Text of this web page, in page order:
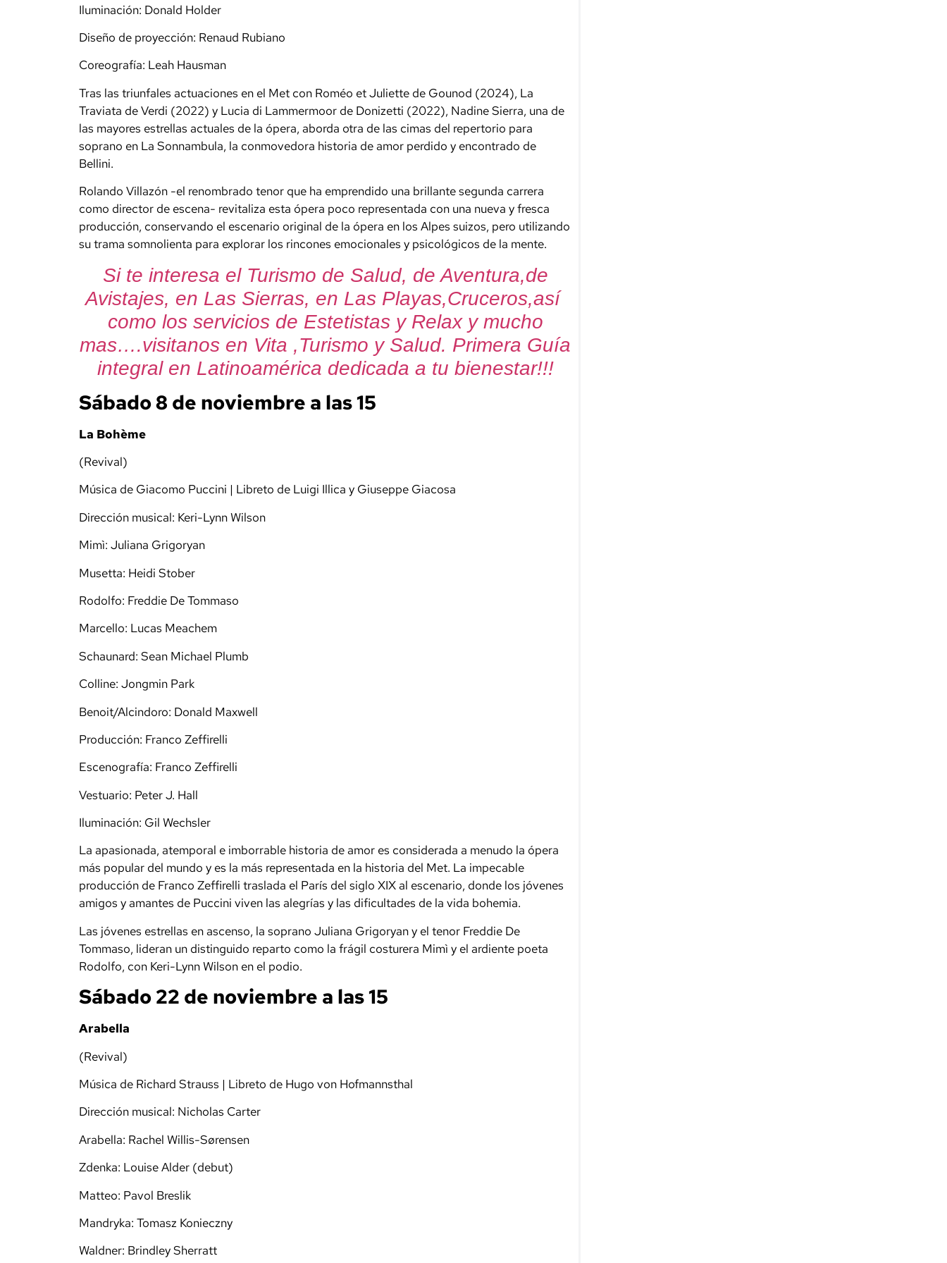
Iluminación: Donald Holder
Diseño de proyección: Renaud Rubiano
Coreografía: Leah Hausman
Tras las triunfales actuaciones en el Met con Roméo et Juliette de Gounod (2024), La
Traviata de Verdi (2022) y Lucia di Lammermoor de Donizetti (2022), Nadine Sierra, una de
las mayores estrellas actuales de la ópera, aborda otra de las cimas del repertorio para
soprano en La Sonnambula, la conmovedora historia de amor perdido y encontrado de
Bellini.
Rolando Villazón -el renombrado tenor que ha emprendido una brillante segunda carrera
como director de escena- revitaliza esta ópera poco representada con una nueva y fresca
producción, conservando el escenario original de la ópera en los Alpes suizos, pero utilizando
su trama somnolienta para explorar los rincones emocionales y psicológicos de la mente.
Si te interesa el Turismo de Salud, de Aventura,de
Avistajes, en Las Sierras, en Las Playas,Cruceros,así
como los servicios de Estetistas y Relax y mucho
mas….visitanos en Vita ,Turismo y Salud. Primera Guía
integral en Latinoamérica dedicada a tu bienestar!!!
Sábado 8 de noviembre a las 15
La Bohème
(Revival)
Música de Giacomo Puccini | Libreto de Luigi Illica y Giuseppe Giacosa
Dirección musical: Keri-Lynn Wilson
Mimì: Juliana Grigoryan
Musetta: Heidi Stober
Rodolfo: Freddie De Tommaso
Marcello: Lucas Meachem
Schaunard: Sean Michael Plumb
Colline: Jongmin Park
Benoit/Alcindoro: Donald Maxwell
Producción: Franco Zeffirelli
Escenografía: Franco Zeffirelli
Vestuario: Peter J. Hall
Iluminación: Gil Wechsler
La apasionada, atemporal e imborrable historia de amor es considerada a menudo la ópera
más popular del mundo y es la más representada en la historia del Met. La impecable
producción de Franco Zeffirelli traslada el París del siglo XIX al escenario, donde los jóvenes
amigos y amantes de Puccini viven las alegrías y las dificultades de la vida bohemia.
Las jóvenes estrellas en ascenso, la soprano Juliana Grigoryan y el tenor Freddie De
Tommaso, lideran un distinguido reparto como la frágil costurera Mimì y el ardiente poeta
Rodolfo, con Keri-Lynn Wilson en el podio.
Sábado 22 de noviembre a las 15
Arabella
(Revival)
Música de Richard Strauss | Libreto de Hugo von Hofmannsthal
Dirección musical: Nicholas Carter
Arabella: Rachel Willis-Sørensen
Zdenka: Louise Alder (debut)
Matteo: Pavol Breslik
Mandryka: Tomasz Konieczny
Waldner: Brindley Sherratt